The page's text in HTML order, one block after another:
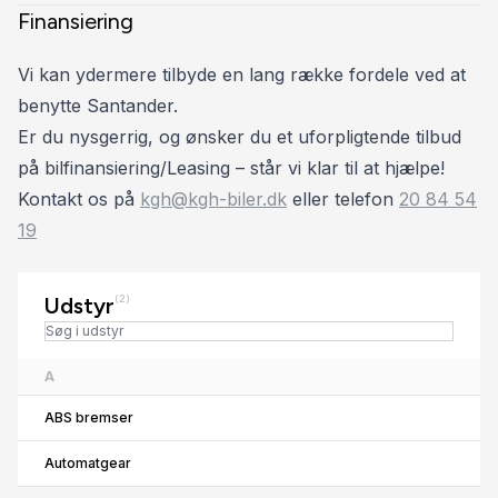
Finansiering
Vi kan ydermere tilbyde en lang række fordele ved at
benytte Santander.
Er du nysgerrig, og ønsker du et uforpligtende tilbud
på bilfinansiering/Leasing – står vi klar til at hjælpe!
Kontakt os på kgh@kgh-biler.dk eller telefon 20 84 54
19
Udstyr(2)
A
ABS bremser
Automatgear